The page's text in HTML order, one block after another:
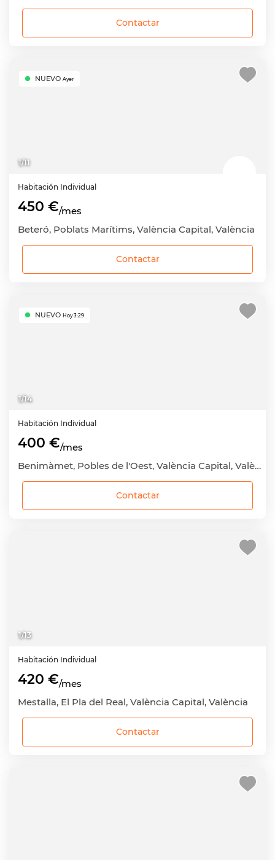
Contactar
1/11
NUEVO Ayer
Habitación Individual
450 €/mes
Beteró, Poblats Marítims, València Capital, València
Contactar
1/14
NUEVO Hoy 3:29
Habitación Individual
400 €/mes
Benimàmet, Pobles de l'Oest, València Capital, València
Contactar
1/13
Habitación Individual
420 €/mes
Mestalla, El Pla del Real, València Capital, València
Contactar